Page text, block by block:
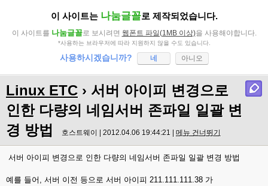
이 사이트는 나눔글꼴로 제작되었습니다.
이 사이트를 나눔글꼴로 보시려면 웹폰트 파일(1MB 이상)을 사용해야합니다.
*사용하는 브라우저에 따라 지원하지 않을 수도 있습니다.
사용하시겠습니까? 네 아니오
Linux ETC › 서버 아이피 변경으로
인한 다량의 네임서버 존파일 일괄 변
경 방법
호스트웨이 | 2012.04.06 19:44:21 | 메뉴 건너뛰기
서버 아이피 변경으로 인한 다량의 네임서버 존파일 일괄 변경 방법
예를 들어, 서버 이전 등으로 서버 아이피 211.111.111.38 가